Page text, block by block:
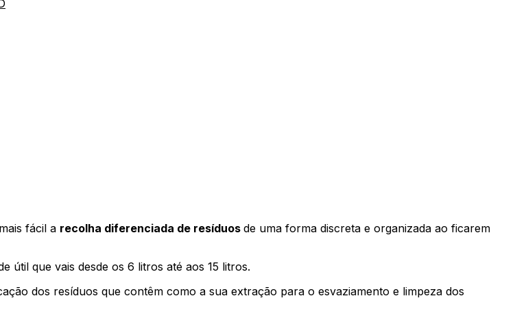
fácil a recolha diferenciada de resíduos de uma forma discreta e organizada ao ficarem
útil que vais desde os 6 litros até aos 15 litros.
dos resíduos que contêm como a sua extração para o esvaziamento e limpeza dos